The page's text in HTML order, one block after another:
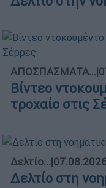
ΑΠΟΣΠΑΣΜΑΤΑ...|
Βίντεο
τροχαίο στις
Δελτίο...|
Δελτίο στη